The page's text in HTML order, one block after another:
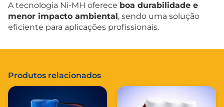
A tecnologia Ni-MH oferece boa durabilidade e
menor impacto ambiental, sendo uma solução
eficiente para aplicações profissionais.
Produtos relacionados